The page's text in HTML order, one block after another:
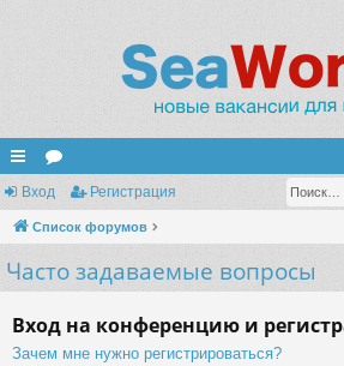
с
ы
лк
ор
ум
ы
Вход Регистрация
Список форумов
Часто задаваемые вопросы
Вход на конференцию и
Зачем мне нужно регистрироваться?